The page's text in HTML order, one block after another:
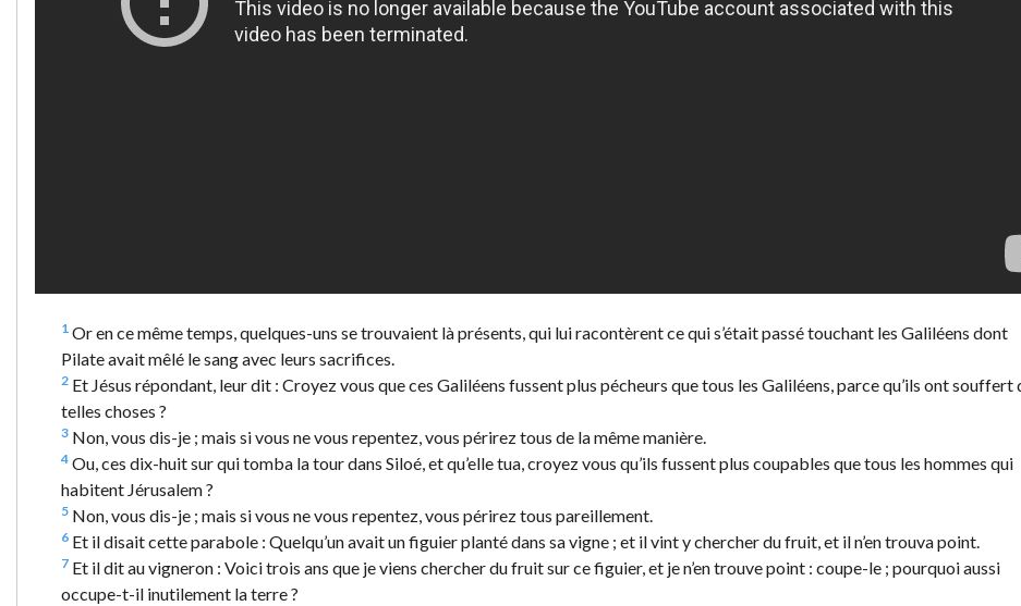
1 Or en ce même temps, quelques-uns se trouvaient là présents, qui lui racontèrent ce qui s’était passé touchant les Galiléens dont
Pilate avait mêlé le sang avec leurs sacrifices.
2 Et Jésus répondant, leur dit : Croyez vous que ces Galiléens fussent plus pécheurs que tous les Galiléens, parce qu’ils ont souffert
telles choses ?
3 Non, vous dis-je ; mais si vous ne vous repentez, vous périrez tous de la même manière.
4 Ou, ces dix-huit sur qui tomba la tour dans Siloé, et qu’elle tua, croyez vous qu’ils fussent plus coupables que tous les hommes qui
habitent Jérusalem ?
5 Non, vous dis-je ; mais si vous ne vous repentez, vous périrez tous pareillement.
6 Et il disait cette parabole : Quelqu’un avait un figuier planté dans sa vigne ; et il vint y chercher du fruit, et il n’en trouva point.
7 Et il dit au vigneron : Voici trois ans que je viens chercher du fruit sur ce figuier, et je n’en trouve point : coupe-le ; pourquoi aussi
occupe-t-il inutilement la terre ?